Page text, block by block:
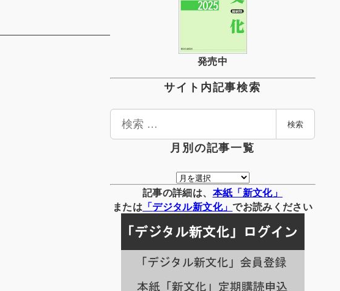
発売中
サイト内記事検索
検
検索
月別の記事一覧
月
別
の
事
一
覧
記事の詳細は、 本紙「新文化」
または 「デジタル新文化」でお読みください